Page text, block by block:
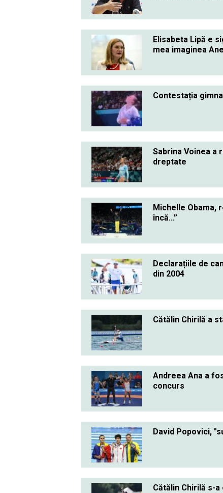
Elisabeta Lipă e
mea imaginea
Contestația
Sabrina Voinea a
dreptate
Michelle Obama,
încă...”
Declarațiile de
din 2004
Cătălin Chirilă a
Andreea Ana a
concurs
David Popovici,
Cătălin Chirilă s-